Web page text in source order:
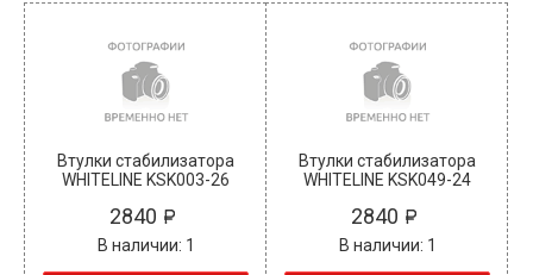
Втулки стабилизатора
WHITELINE KSK003-26
2840
В наличии: 1
Втулки стабилизатора
WHITELINE KSK049-24
2840
В наличии: 1